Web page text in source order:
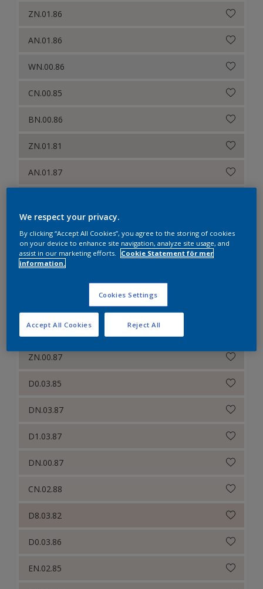
ZN.01.86
AN.01.86
WN.00.86
CN.00.85
BN.00.86
ZN.01.81
AN.01.87
CN.00.86
CN.00.87
D0.03.83
ZN.00.87
D0.03.85
DN.03.87
D1.03.87
DN.00.87
CN.02.88
D8.03.82
D0.03.86
EN.02.85
We respect your privacy.
By clicking “Accept All Cookies”, you agree to the storing of cookies
on your device to enhance site navigation, analyze site usage, and
assist in our marketing efforts.
Cookie Statement för mer
information.
Cookies Settings
Reject All
Accept All Cookies